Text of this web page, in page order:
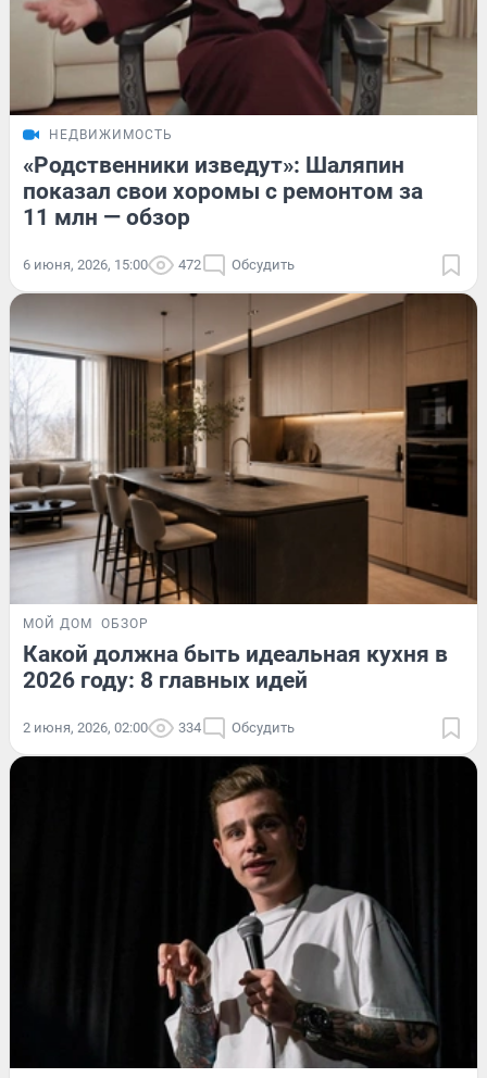
НЕДВИЖИМОСТЬ
«Родственники изведут»: Шаляпин
показал свои хоромы с ремонтом за
11 млн — обзор
6 июня, 2026, 15:00 472 Обсудить
МОЙ ДОМ ОБЗОР
Какой должна быть идеальная кухня в
2026 году: 8 главных идей
2 июня, 2026, 02:00 334 Обсудить